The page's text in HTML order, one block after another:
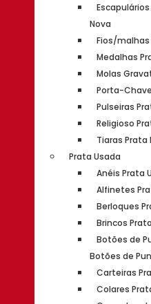
Nova
Fios/malhas
Medalhas
Molas
Porta-
Pulseiras
Religioso
Tiaras Prata
Prata Usada
Anéis Prata
Alfinetes
Berloques
Brincos
Botões de
Botões de
Carteiras
Colares